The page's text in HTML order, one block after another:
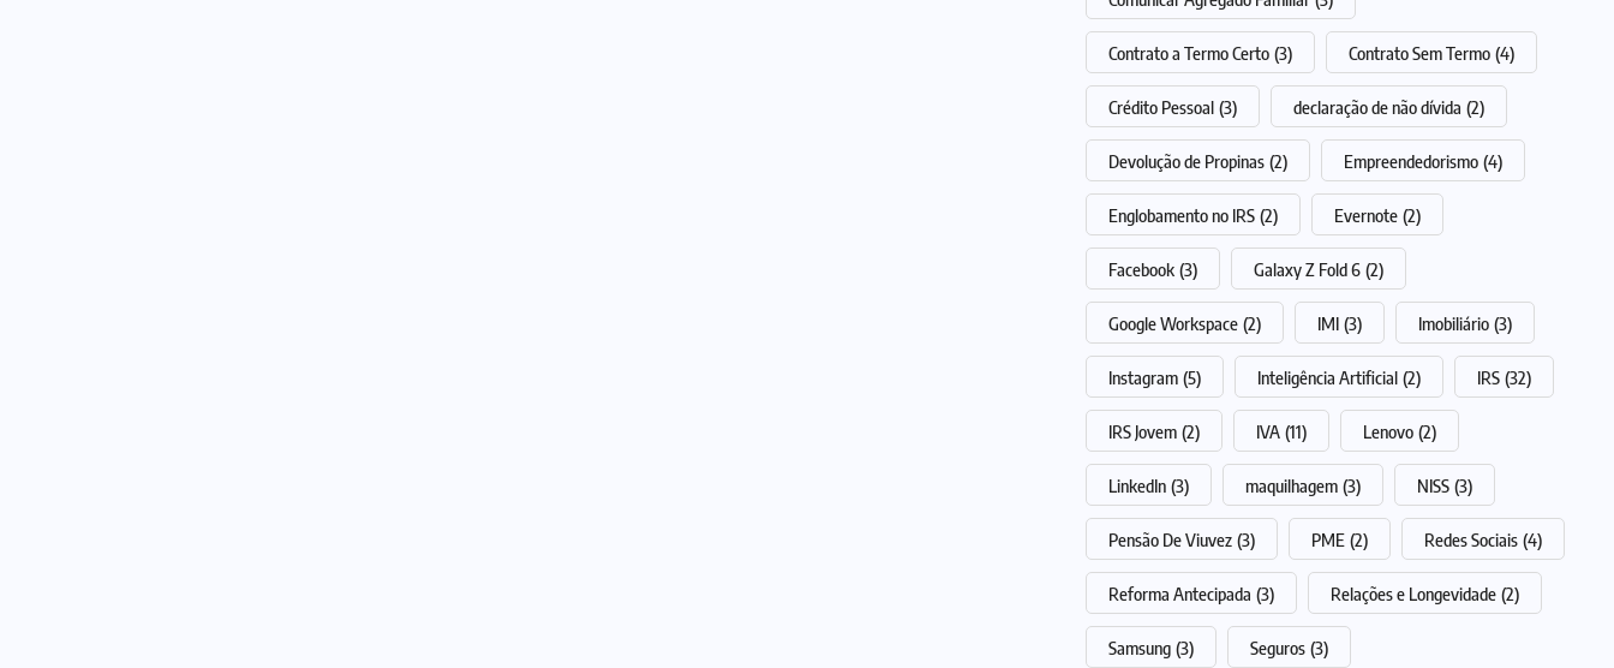
Contrato a Termo Certo (3) Contrato Sem Termo (4)
Crédito Pessoal (3) declaração de não dívida (2)
Devolução de Propinas (2) Empreendedorismo (4)
Englobamento no IRS (2) Evernote (2)
Facebook (3) Galaxy Z Fold 6 (2)
Google Workspace (2) IMI (3) Imobiliário (3)
Instagram (5) Inteligência Artificial (2) IRS (32)
IRS Jovem (2) IVA (11) Lenovo (2)
LinkedIn (3) maquilhagem (3) NISS (3)
Pensão De Viuvez (3) PME (2) Redes Sociais (4)
Reforma Antecipada (3) Relações e Longevidade (2)
Samsung (3) Seguros (3)